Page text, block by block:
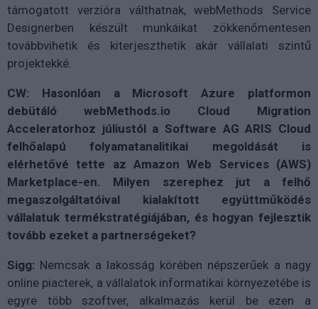
támogatott verzióra válthatnak, webMethods Service
Designerben készült munkáikat zökkenőmentesen
továbbvihetik és kiterjeszthetik akár vállalati szintű
projektekké.
CW: Hasonlóan a Microsoft Azure platformon
debütáló webMethods.io Cloud Migration
Acceleratorhoz júliustól a Software AG ARIS Cloud
felhőalapú folyamatanalitikai megoldását is
elérhetővé tette az Amazon Web Services (AWS)
Marketplace-en. Milyen szerephez jut a felhő
megaszolgáltatóival kialakított együttműködés
vállalatuk termékstratégiájában, és hogyan fejlesztik
tovább ezeket a partnerségeket?
Sigg: Nemcsak a lakosság körében népszerűek a nagy
online piacterek, a vállalatok informatikai környezetébe is
egyre több szoftver, alkalmazás kerül be ezen a